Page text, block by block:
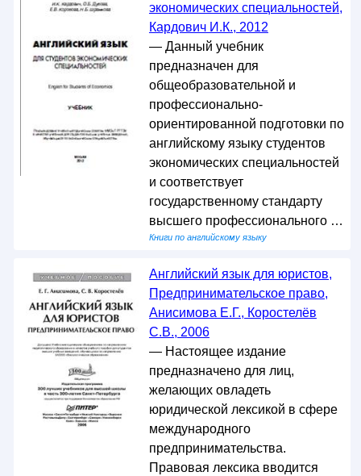
экономических специальностей,
Кардович И.К., 2012
— Данный учебник
предназначен для
общеобразовательной и
профессионально-
ориентированной подготовки по
английскому языку студентов
экономических специальностей
и соответствует
государственному стандарту
высшего профессионального …
Книги по английскому языку
Английский язык для юристов,
Предпринимательское право,
Анисимова Е.Г., Коростелёв
С.В., 2006
— Настоящее издание
предназначено для лиц,
желающих овладеть
юридической лексикой в сфере
международного
предпринимательства.
Правовая лексика вводится